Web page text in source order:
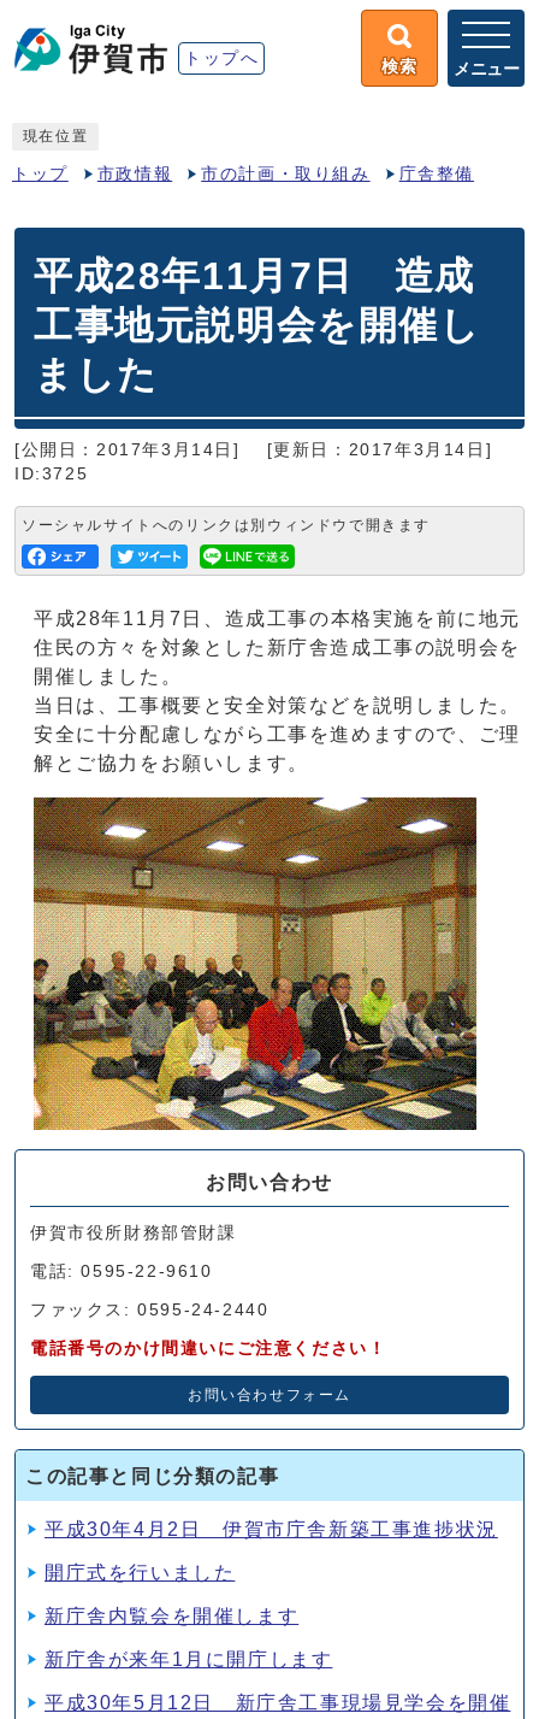
トップへ 検索 メニュー
現在位置
トップ 市政情報 市の計画・取り組み 庁舎整備
平成28年11月7日 造成
工事地元説明会を開催し
ました
[公開日：2017年3月14日]
[更新日：2017年3月14日]
ID:3725
ソーシャルサイトへのリンクは別ウィンドウで開きます
平成28年11月7日、造成工事の本格実施を前に地元
住民の方々を対象とした新庁舎造成工事の説明会を
開催しました。
当日は、工事概要と安全対策などを説明しました。
安全に十分配慮しながら工事を進めますので、ご理
解とご協力をお願いします。
お問い合わせ
伊賀市役所財務部管財課
電話: 0595-22-9610
ファックス: 0595-24-2440
電話番号のかけ間違いにご注意ください！
お問い合わせフォーム
この記事と同じ分類の記事
平成30年4月2日 伊賀市庁舎新築工事進捗状況
開庁式を行いました
新庁舎内覧会を開催します
新庁舎が来年1月に開庁します
平成30年5月12日 新庁舎工事現場見学会を開催